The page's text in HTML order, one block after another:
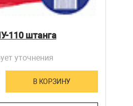
110 штанга
уточнения
В КОРЗИНУ